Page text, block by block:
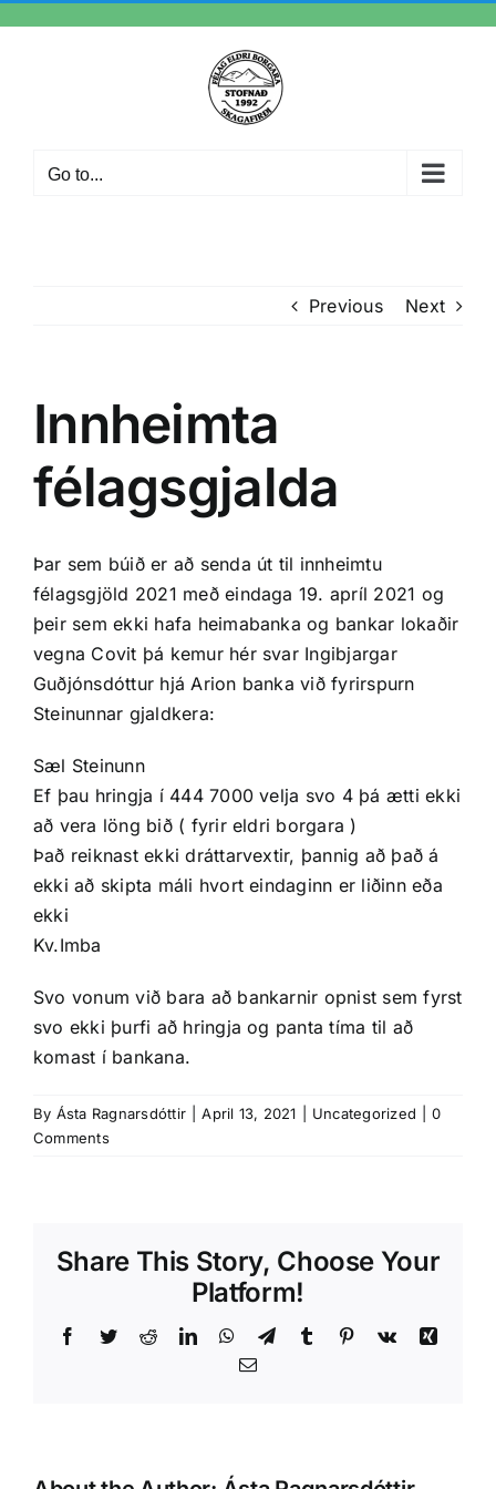
Go to...
Previous Next
Innheimta
félagsgjalda
Þar sem búið er að senda út til innheimtu
félagsgjöld 2021 með eindaga 19. apríl 2021 og
þeir sem ekki hafa heimabanka og bankar lokaðir
vegna Covit þá kemur hér svar Ingibjargar
Guðjónsdóttur hjá Arion banka við fyrirspurn
Steinunnar gjaldkera:
Sæl Steinunn
Ef þau hringja í 444 7000 velja svo 4 þá ætti ekki
að vera löng bið ( fyrir eldri borgara )
Það reiknast ekki dráttarvextir, þannig að það á
ekki að skipta máli hvort eindaginn er liðinn eða
ekki
Kv.Imba
Svo vonum við bara að bankarnir opnist sem fyrst
svo ekki þurfi að hringja og panta tíma til að
komast í bankana.
By Ásta Ragnarsdóttir April 13, 2021 Uncategorized
0
Comments
Share This Story, Choose Your
Platform!
Facebook
TwitterRedditLinkedInWhatsApp
TelegramTumblr Pinterest
Vk
Xing
Email